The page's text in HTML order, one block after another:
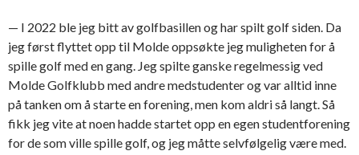
— I 2022 ble jeg bitt av golfbasillen og har spilt golf siden. Da
jeg først flyttet opp til Molde oppsøkte jeg muligheten for å
spille golf med en gang. Jeg spilte ganske regelmessig ved
Molde Golfklubb med andre medstudenter og var alltid inne
på tanken om å starte en forening, men kom aldri så langt. Så
fikk jeg vite at noen hadde startet opp en egen studentforening
for de som ville spille golf, og jeg måtte selvfølgelig være med.